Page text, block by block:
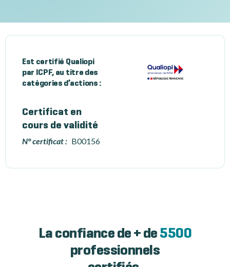
Est certifié Qualiopi
par ICPF, au titre des
catégories d’actions :
Certificat en
cours de validité
N° certificat : B00156
La confiance de + de 5500
professionnels